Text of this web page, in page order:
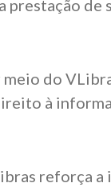
prestação de
meio do
à
reforça a